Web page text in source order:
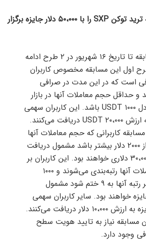
صرافی هوبی مسابقه ترید توکن SXP را با ۵۰،۰۰۰ دلار جایزه برگزار
جزییات: این مسابقه تا تاریخ ۱۶ شهریور در ۲ طرح ادامه
اول این مسابقه مخصوص کاربران
است که در این مدت در صرافی
و حداقل حجم معاملات آنها در بازار
SXP/USDT معادل ۱۰۰۰ USDT باشد. این کاربران سهمی
از استخر جایزه به ارزش ۲۰،۰۰۰ USDT دریافت می‌کنند.
کاربرانی که حجم معاملات آنها
در بازار ذکر شده از ۲۰۰۰ دلار بیشتر باشد مشمول دریافت
بخشی از جایزه ۳۰،۰۰۰ دلاری خواهند بود. این کاربران بر
اساس حجم معاملات آنها رتبه‌بندی می‌شوند و ۱۰۰۰
کاربری که رقم آخر رتبه آنها به ۹ ختم شود مشمول
دلار جایزه خواهند بود. سایر کاربران سهمی
برابر از استخر جایزه به ارزش ۱۰،۰۰۰ دلار دریافت می‌کنند.
مسابقه نیاز به تایید هویت سطح
وجود دارد.